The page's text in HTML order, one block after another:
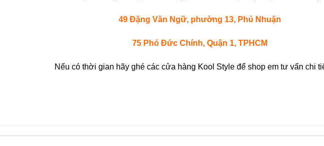
49 Đặng Văn Ngữ, phường 13, Phú Nhuận
75 Phó Đức Chính, Quận 1, TPHCM
Nếu có thời gian hãy ghé các cửa hàng Kool Style để shop em tư vấn chi